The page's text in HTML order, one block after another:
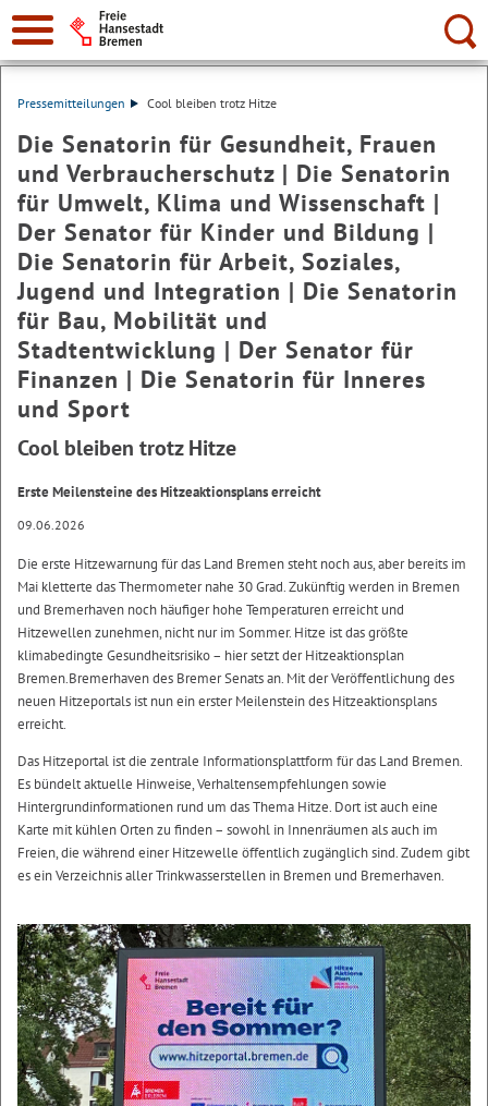
Suche:
Pressemitteilungen Cool bleiben trotz Hitze
Die Senatorin für Gesundheit, Frauen
und Verbraucherschutz | Die Senatorin
für Umwelt, Klima und Wissenschaft |
Der Senator für Kinder und Bildung |
Die Senatorin für Arbeit, Soziales,
Jugend und Integration | Die Senatorin
für Bau, Mobilität und
Stadtentwicklung | Der Senator für
Finanzen | Die Senatorin für Inneres
und Sport
Cool bleiben trotz Hitze
Erste Meilensteine des Hitzeaktionsplans erreicht
09.06.2026
Die erste Hitzewarnung für das Land Bremen steht noch aus, aber bereits im
Mai kletterte das Thermometer nahe 30 Grad. Zukünftig werden in Bremen
und Bremerhaven noch häufiger hohe Temperaturen erreicht und
Hitzewellen zunehmen, nicht nur im Sommer. Hitze ist das größte
klimabedingte Gesundheitsrisiko – hier setzt der Hitzeaktionsplan
Bremen.Bremerhaven des Bremer Senats an. Mit der Veröffentlichung des
neuen Hitzeportals ist nun ein erster Meilenstein des Hitzeaktionsplans
erreicht.
Das Hitzeportal ist die zentrale Informationsplattform für das Land Bremen.
Es bündelt aktuelle Hinweise, Verhaltensempfehlungen sowie
Hintergrundinformationen rund um das Thema Hitze. Dort ist auch eine
Karte mit kühlen Orten zu finden – sowohl in Innenräumen als auch im
Freien, die während einer Hitzewelle öffentlich zugänglich sind. Zudem gibt
es ein Verzeichnis aller Trinkwasserstellen in Bremen und Bremerhaven.